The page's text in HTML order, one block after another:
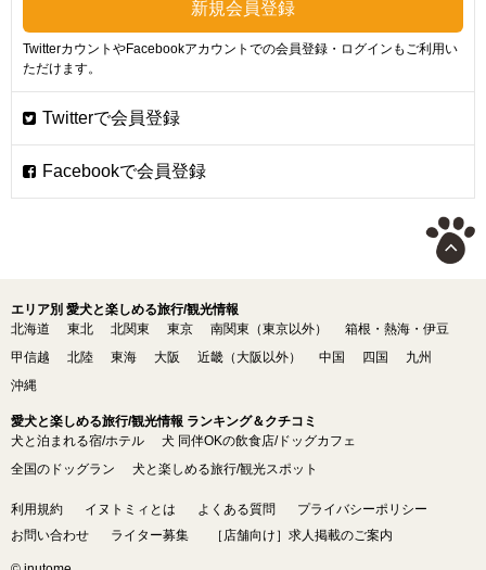
TwitterカウントやFacebookアカウントでの会員登録・ログインもご利用い
ただけます。
エリア別 愛犬と楽しめる旅行/観光情報
北海道
東北 北関東 東京 南関東（東京以外）
箱根・熱海・伊豆
甲信越
北陸 東海 大阪 近畿（大阪以外） 中国 四国
九州
沖縄
愛犬と楽しめる旅行/観光情報 ランキング＆クチコミ
犬と泊まれる宿/ホテル
犬 同伴OKの飲食店/ドッグカフェ
全国のドッグラン
犬と楽しめる旅行/観光スポット
利用規約 イヌトミィとは よくある質問
プライバシーポリシー
お問い合わせ
ライター募集 ［店舗向け］求人掲載のご案内